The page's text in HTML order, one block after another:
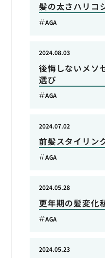
髪の太さハリコ
AGA
後悔しないメソ
選び
2024.08.03
AGA
前髪スタイリン
2024.07.02
AGA
更年期の髪変化
2024.05.28
AGA
2024.05.23